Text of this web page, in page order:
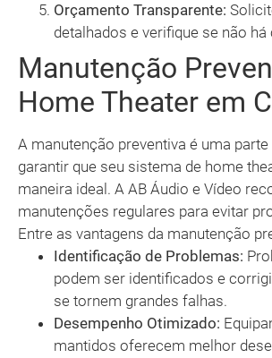
Orçamento Transparente:
detalhados e verifique se não
Manutenção
Home Theater em
A manutenção preventiva é uma
garantir que seu sistema de home
maneira ideal. A AB Áudio e Vídeo
manutenções regulares para evitar
Entre as vantagens da manutenção
Identificação de Problemas:
podem ser identificados e
se tornem grandes falhas.
Desempenho Otimizado:
mantidos oferecem melhor